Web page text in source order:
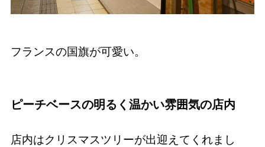
フランスの国旗が可愛い。
ピーチベースの明るく温かい雰囲気の店内
店内はクリスマスツリーが出迎えてくれまし